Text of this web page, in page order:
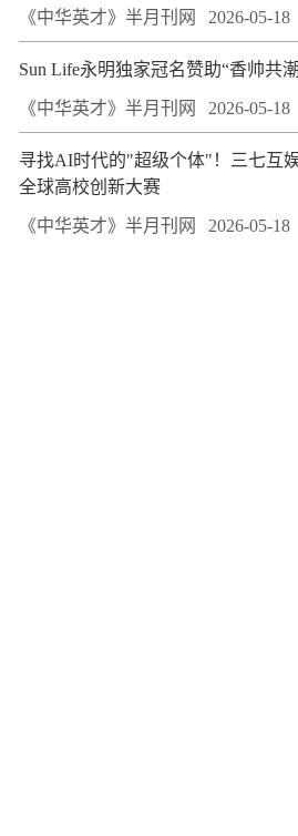
《中华英才》半月刊网 2026-05-18
Sun Life永明独家冠名赞助“香帅共
《中华英才》半月刊网 2026-05-18
寻找AI时代的"超级个体"！三七互
全球高校创新大赛
《中华英才》半月刊网 2026-05-18